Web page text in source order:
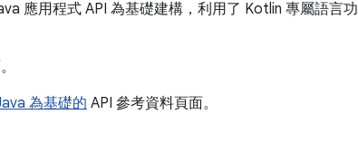
應用程式 API 為基礎建構，利用了 Kotlin 專屬語言功
為基礎的 API 參考資料頁面。